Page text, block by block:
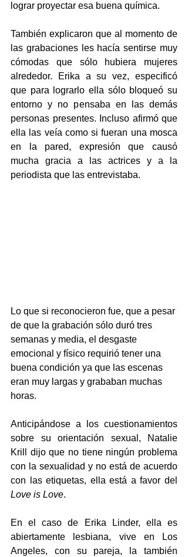
lograr proyectar esa buena química.
También explicaron que al momento de
las grabaciones les hacía sentirse muy
cómodas que sólo hubiera mujeres
alrededor. Erika a su vez, especificó
que para lograrlo ella sólo bloqueó su
entorno y no pensaba en las demás
personas presentes. Incluso afirmó que
ella las veía como si fueran una mosca
en la pared, expresión que causó
mucha gracia a las actrices y a la
periodista que las entrevistaba.
Lo que si reconocieron fue, que a pesar
de que la grabación sólo duró tres
semanas y media, el desgaste
emocional y físico requirió tener una
buena condición ya que las escenas
eran muy largas y grababan muchas
horas.
Anticipándose a los cuestionamientos
sobre su orientación sexual, Natalie
Krill dijo que no tiene ningún problema
con la sexualidad y no está de acuerdo
Love is Love.
En el caso de Erika Linder, ella es
abiertamente lesbiana, vive en Los
Angeles, con su pareja, la también